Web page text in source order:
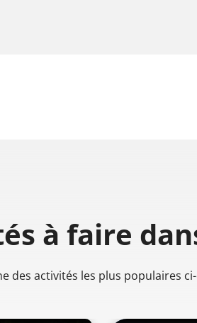
à faire
des activités les plus populaires